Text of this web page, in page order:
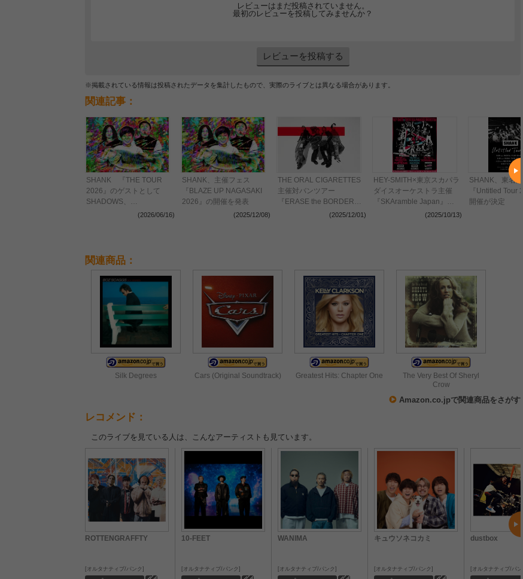
レビューはまだ投稿されていません。
最初のレビューを投稿してみませんか？
レビューを投稿する
※掲載されている情報は投稿されたデータを集計したもので、実際のライブとは異なる場合があります。
関連記事：
SHANK 『THE TOUR
2026』のゲストとして
SHADOWS、
ROTTENGRAFFTYらを発
(2026/06/16)
SHANK、主催フェス
『BLAZE UP NAGASAKI
2026』の開催を発表
(2025/12/08)
THE ORAL CIGARETTES
主催対バンツアー
『ERASE the BORDER
TOUR 2026』全出演者を
(2025/12/01)
HEY-SMITH×東京スカパラ
ダイスオーケストラ主催
『SKAramble Japan』
SHANK、MONGOL800、
(2025/10/13)
SHANK、東名阪
『Untitled Tour
開催が決定
関連商品：
Silk Degrees Cars (Original Soundtrack) Greatest Hits: Chapter One
The Very Best Of Sheryl
Crow
Amazon.co.jpで関連商品をさがす
レコメンド：
このライブを見ている人は、こんなアーティストも見ています。
ROTTENGRAFFTY
オルタナティブ/パンク
10-FEET
オルタナティブ/パンク
WANIMA
オルタナティブ/パンク
キュウソネコカミ
オルタナティブ/パンク
dustbox
オルタナティブ/パン